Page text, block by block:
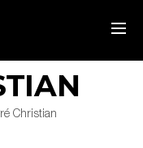
Christian